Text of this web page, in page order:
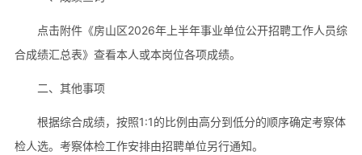
点击附件《房山区2026年上半年事业单位公开招聘工作人员综
合成绩汇总表》查看本人或本岗位各项成绩。
二、其他事项
根据综合成绩，按照1:1的比例由高分到低分的顺序确定考察体
检人选。考察体检工作安排由招聘单位另行通知。